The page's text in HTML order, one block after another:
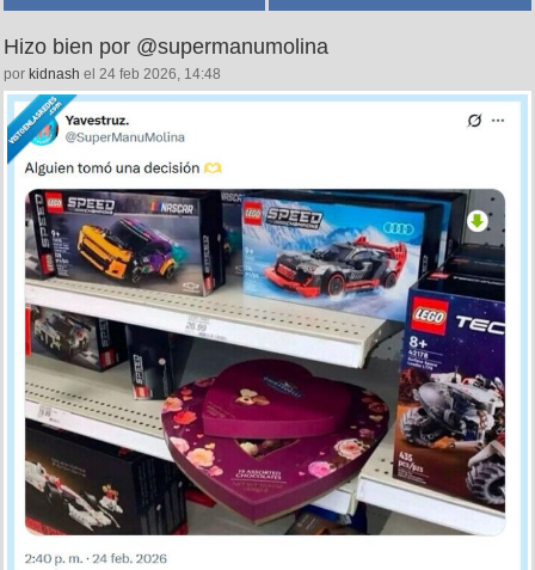
Hizo bien por @supermanumolina
por kidnash el 24 feb 2026, 14:48